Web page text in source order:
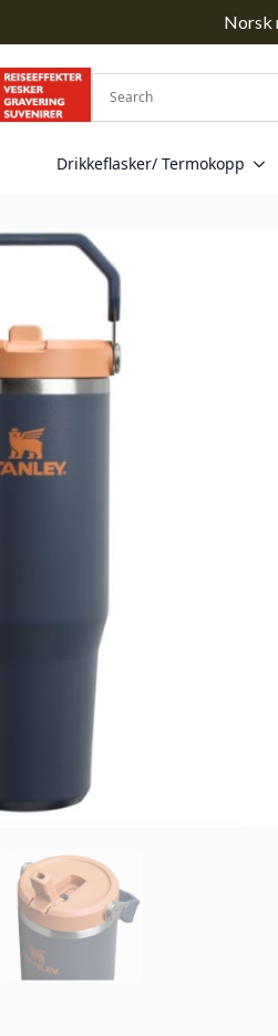
Norsk
Drikkeflasker/ Termokopp